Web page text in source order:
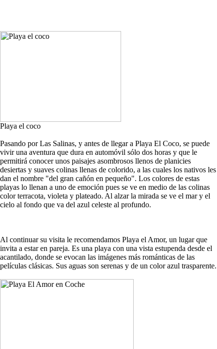
Playa el coco
Pasando por Las Salinas, y antes de llegar a Playa El Coco, se puede
vivir una aventura que dura en automóvil sólo dos horas y que le
permitirá conocer unos paisajes asombrosos llenos de planicies
desiertas y suaves colinas llenas de colorido, a las cuales los nativos les
dan el nombre "del gran cañón en pequeño". Los colores de estas
playas lo llenan a uno de emoción pues se ve en medio de las colinas
color terracota, violeta y plateado. Al alzar la mirada se ve el mar y el
cielo al fondo que va del azul celeste al profundo.
Al continuar su visita le recomendamos Playa el Amor, un lugar que
invita a estar en pareja. Es una playa con una vista estupenda desde el
acantilado, donde se evocan las imágenes más románticas de las
películas clásicas. Sus aguas son serenas y de un color azul trasparente.